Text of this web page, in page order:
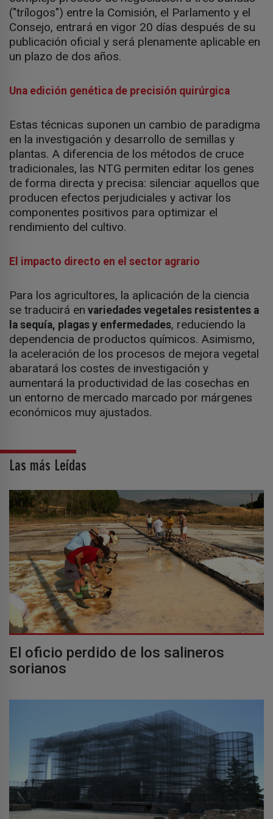
("trílogos") entre la Comisión, el Parlamento y el
Consejo, entrará en vigor 20 días después de su
publicación oficial y será plenamente aplicable en
un plazo de dos años.
Una edición genética de precisión quirúrgica
Estas técnicas suponen un cambio de paradigma
en la investigación y desarrollo de semillas y
plantas. A diferencia de los métodos de cruce
tradicionales, las NTG permiten editar los genes
de forma directa y precisa: silenciar aquellos que
producen efectos perjudiciales y activar los
componentes positivos para optimizar el
rendimiento del cultivo.
El impacto directo en el sector agrario
Para los agricultores, la aplicación de la ciencia
se traducirá en variedades vegetales resistentes a
la sequía, plagas y enfermedades, reduciendo la
dependencia de productos químicos. Asimismo,
la aceleración de los procesos de mejora vegetal
abaratará los costes de investigación y
aumentará la productividad de las cosechas en
un entorno de mercado marcado por márgenes
económicos muy ajustados.
Las más Leídas
El oficio perdido de los salineros
sorianos